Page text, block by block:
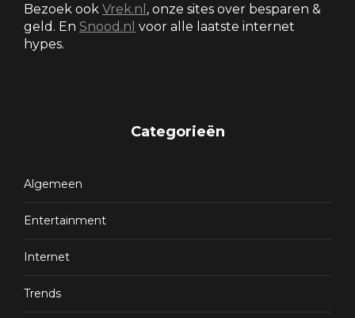
Bezoek ook Vrek.nl , onze sites over besparen &
geld. En Snood.nl voor alle laatste internet
hypes.
Categorieën
Algemeen
Entertainment
Internet
Trends